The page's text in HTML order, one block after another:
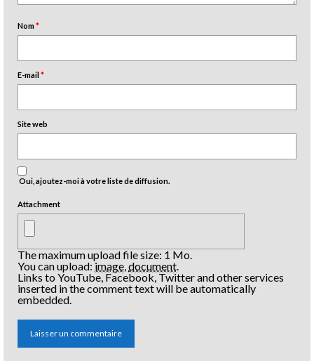
Nom*
E-mail*
Site web
Oui, ajoutez-moi à votre liste de diffusion.
Attachment
The maximum upload file size: 1 Mo.
You can upload:image document
Links to YouTube, Facebook, Twitter and other services
inserted in the comment text will be automatically
embedded.